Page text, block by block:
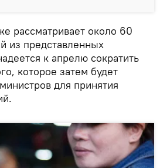
рассматривает около 60
из представленных
к апрелю сократить
которое затем будет
для принятия